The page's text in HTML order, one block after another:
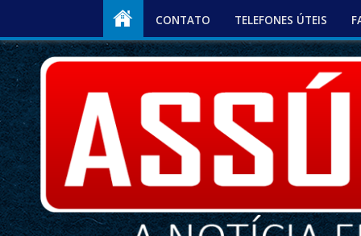
CONTATO TELEFONES ÚTEIS